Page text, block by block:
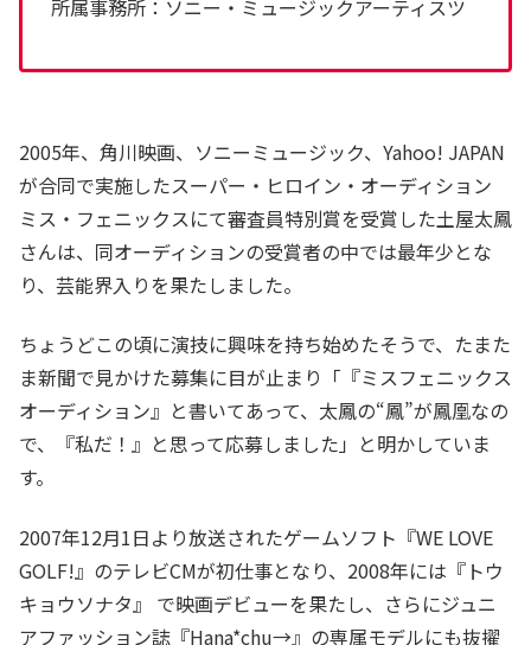
所属事務所：ソニー・ミュージックアーティスツ
2005年、角川映画、ソニーミュージック、Yahoo! JAPAN
が合同で実施したスーパー・ヒロイン・オーディション
ミス・フェニックスにて審査員特別賞を受賞した土屋太鳳
さんは、同オーディションの受賞者の中では最年少とな
り、芸能界入りを果たしました。
ちょうどこの頃に演技に興味を持ち始めたそうで、たまた
ま新聞で見かけた募集に目が止まり「『ミスフェニックス
オーディション』と書いてあって、太鳳の“鳳”が鳳凰なの
で、『私だ！』と思って応募しました」と明かしていま
す。
2007年12月1日より放送されたゲームソフト『WE LOVE
GOLF!』のテレビCMが初仕事となり、2008年には『トウ
キョウソナタ』 で映画デビューを果たし、さらにジュニ
アファッション誌『Hana*chu→』の専属モデルにも抜擢